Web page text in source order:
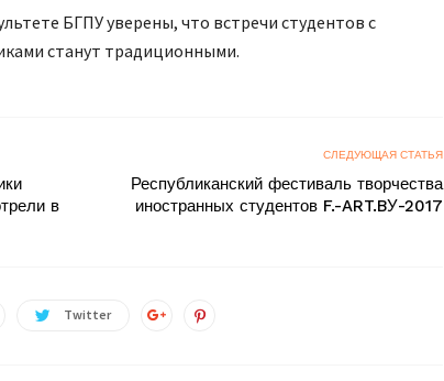
БГПУ уверены, что встречи студентов с
станут традиционными.
в
СЛЕДУЮЩАЯ СТАТЬЯ
Республиканский фестиваль творчества
иностранных студентов F.-ART.BУ-2017
Twitter